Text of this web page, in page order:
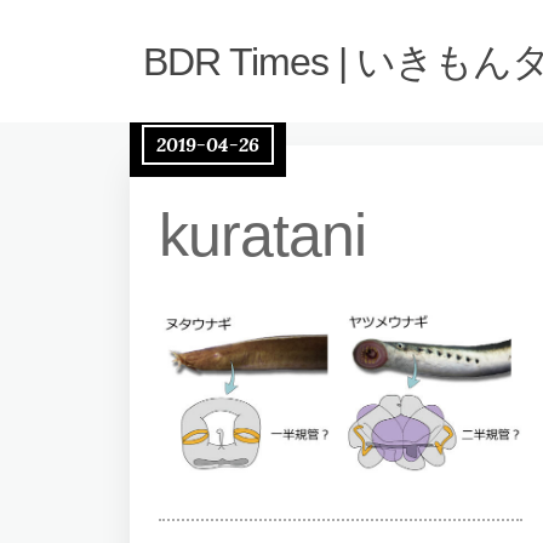
BDR Times | いきもん
2019-04-26
kuratani